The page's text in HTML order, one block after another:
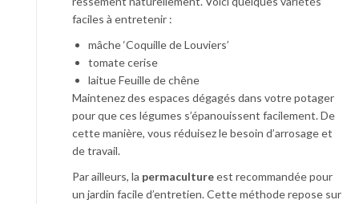
faciles à entretenir :
mâche ‘Coquille de Louviers’
tomate cerise
laitue Feuille de chêne
Maintenez des espaces dégagés dans votre potager
pour que ces légumes s’épanouissent facilement. De
cette manière, vous réduisez le besoin d’arrosage et
de travail.
Par ailleurs, la permacultureest recommandée pour
un jardin facile d’entretien. Cette méthode repose sur